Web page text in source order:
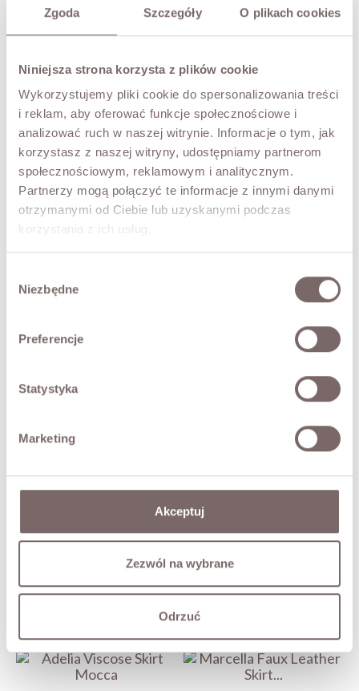
Zgoda Szczegóły O plikach cookies
Niniejsza strona korzysta z plików cookie
Wykorzystujemy pliki cookie do spersonalizowania treści
i reklam, aby oferować funkcje społecznościowe i
analizować ruch w naszej witrynie. Informacje o tym, jak
korzystasz z naszej witryny, udostępniamy partnerom
społecznościowym, reklamowym i analitycznym.
Partnerzy mogą połączyć te informacje z innymi danymi
otrzymanymi od Ciebie lub uzyskanymi podczas
korzystania z ich usług.
zgody
Niezbędne
Preferencje
Statystyka
Marketing
Akceptuj
Zezwól na wybrane
Odrzuć
DESCRIPTION
that captivates with its lightness and softly flowing
silhouette, creating a feminine and harmonious effect
with every movement. The simple satin silhouette gives
the piece a modern and timeless character, making it
perfect for both everyday and more elegant styling.
The elastic waistband ensures a comfortable fit and all-
day ease of wear. The midi length and gently flared hem
highlight the subtle and feminine nature of the design.
The skirt pairs perfectly with an oversized sweater, a
classic top, or an elegant blazer.
- Satin fabric
- Elastic waistband
- Italian brand Giorgia Giannini
RETURNS
SHIPPING